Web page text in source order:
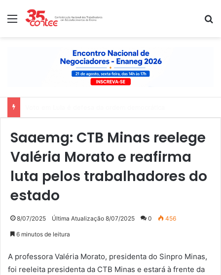
Menu
Saaemg: CTB Minas reelege
Valéria Morato e reafirma
luta pelos trabalhadores do
estado
8/07/2025 Última Atualização 8/07/2025 0 456
6 minutos de leitura
A professora Valéria Morato, presidenta do Sinpro Minas,
foi reeleita presidenta da CTB Minas e estará à frente da